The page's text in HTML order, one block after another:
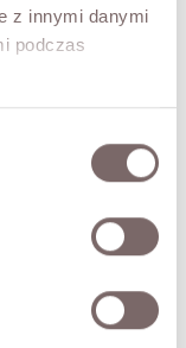
z innymi danymi
podczas
pleasant-to-the-
viscose. Its
legs, smooth